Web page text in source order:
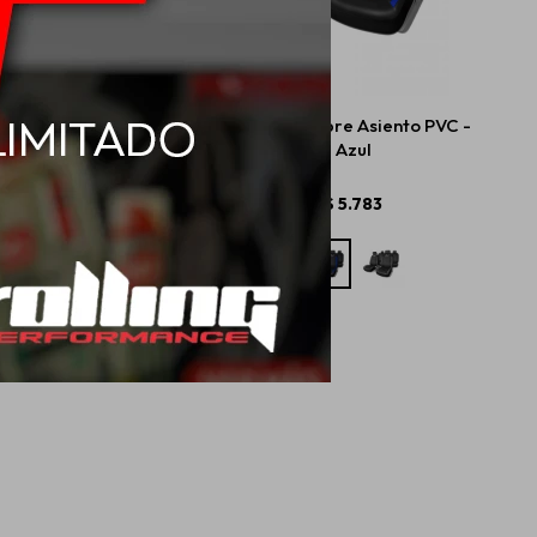
Volante - Negro
Sparco Cubre Asiento PVC -
Azul
$ 5.783